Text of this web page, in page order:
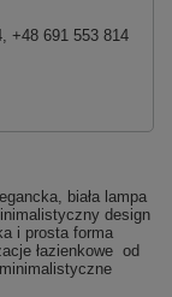
+48 691 553 814
biała lampa
design
i prosta forma
łazienkowe od